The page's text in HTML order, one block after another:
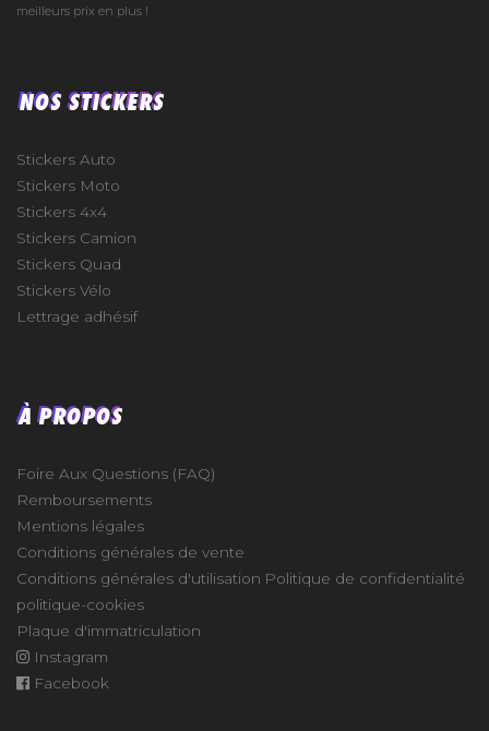
meilleurs prix en plus !
NOS STICKERS
Stickers Auto
Stickers Moto
Stickers 4x4
Stickers Camion
Stickers Quad
Stickers Vélo
Lettrage adhésif
À PROPOS
Foire Aux Questions (FAQ)
Remboursements
Mentions légales
Conditions générales de vente
Conditions générales d'utilisation Politique de confidentialité
politique-cookies
Plaque d'immatriculation
Instagram
Facebook